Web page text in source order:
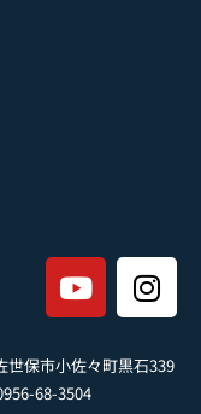
保市小佐々町黒石339
68-3504